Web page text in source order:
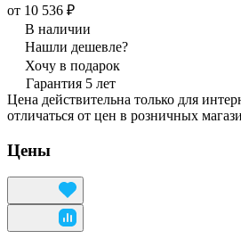
от 10 536 ₽
В наличии
Нашли дешевле?
Хочу в подарок
Гарантия 5 лет
Цена действительна только для
отличаться от цен в розничных
Цены